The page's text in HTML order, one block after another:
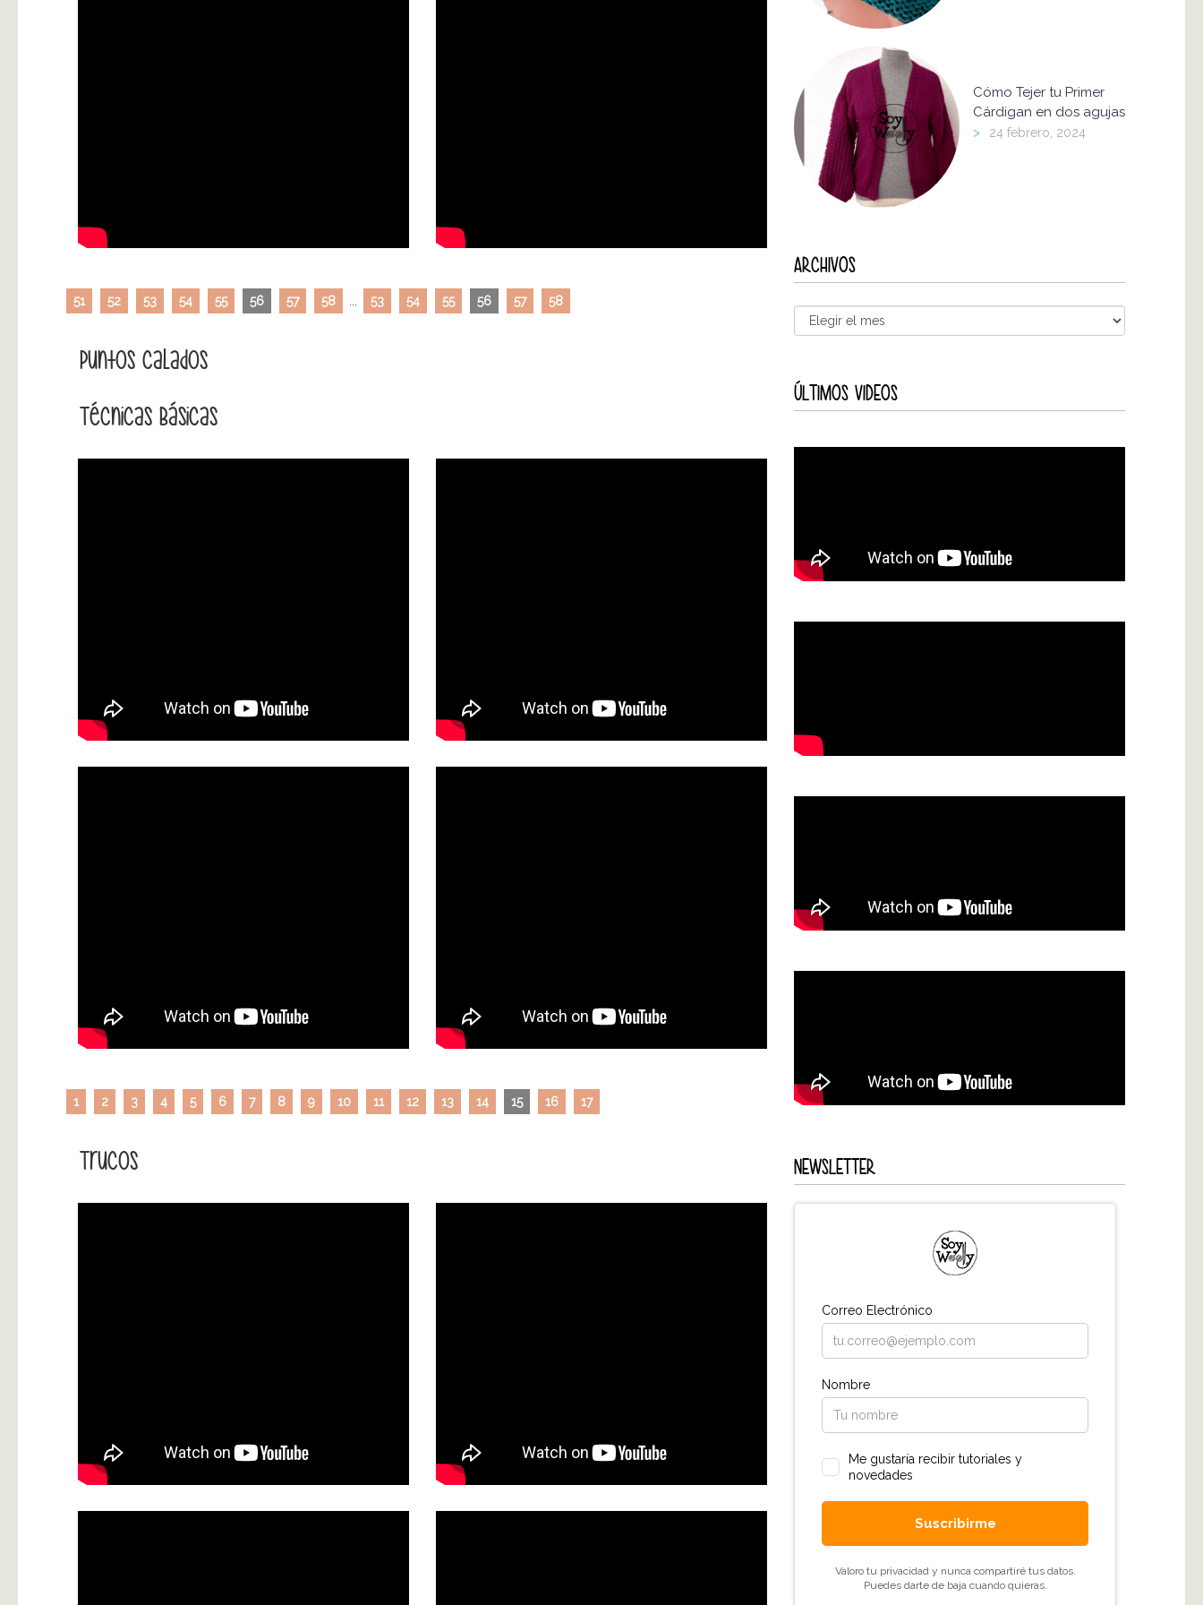
51 52 53 54 55 56 57 58 53 54 55 56 57 58
Puntos Calados
Técnicas Básicas
1 2 3 4 5 6 7 8 9 10 11 12 13 14 15 16 17
Trucos
Cómo Tejer tu Primer
Cárdigan en dos agujas
> 24 febrero, 2024
ARCHIVOS
ÚLTIMOS VIDEOS
NEWSLETTER